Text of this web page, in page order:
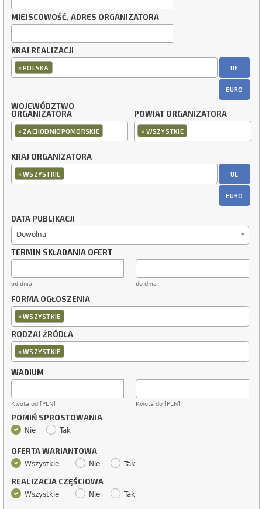
MIEJSCOWOŚĆ, ADRES ORGANIZATORA
KRAJ REALIZACJI
×POLSKA UE
EURO
WOJEWÓDZTWO
ORGANIZATORA
× ZACHODNIOPOMORSKIE
POWIAT ORGANIZATORA
× WSZYSTKIE
KRAJ ORGANIZATORA
×WSZYSTKIE UE
EURO
DATA PUBLIKACJI
Dowolna
TERMIN SKŁADANIA OFERT
od dnia do dnia
FORMA OGŁOSZENIA
×WSZYSTKIE
RODZAJ ŹRÓDŁA
×WSZYSTKIE
WADIUM
Kwota od [PLN] Kwota do [PLN]
POMIŃ SPROSTOWANIA
Nie Tak
OFERTA WARIANTOWA
Wszystkie Nie Tak
REALIZACJA CZĘŚCIOWA
Wszystkie Nie Tak